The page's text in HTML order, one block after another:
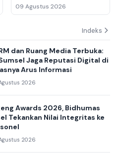
09 Agustus 2026
Indeks
dan Ruang Media Terbuka:
Jaga Reputasi Digital di
Arus Informasi
2026
Awards 2026, Bidhumas
Tekankan Nilai Integritas ke
2026